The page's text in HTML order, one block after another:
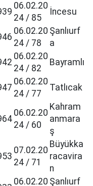
06.02.20
24 / 85
İncesu
06.02.20
24 / 78
Şanlıurf
a
06.02.20
24 / 82
Bayramlı
06.02.20
24 / 77
Tatlıcak
06.02.20
24 / 60
Kahram
anmara
ş
07.02.20
24 / 71
Büyükka
racavira
n
06.02.20 Şanlıurf